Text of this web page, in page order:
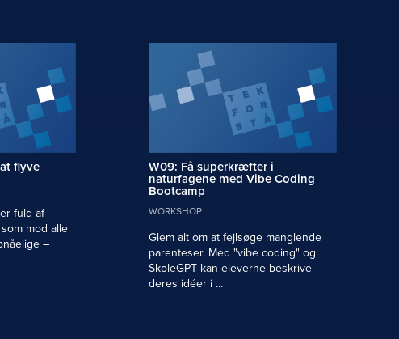
flyve
fuld af
mod alle
–
W09: Få superkræfter i
naturfagene med Vibe Coding
Bootcamp
WORKSHOP
Glem alt om at fejlsøge manglende
parenteser. Med "vibe coding" og
SkoleGPT kan eleverne beskrive
deres idéer i ...